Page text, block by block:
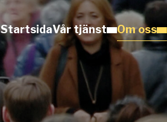
StartsidaVår tjänst Om oss